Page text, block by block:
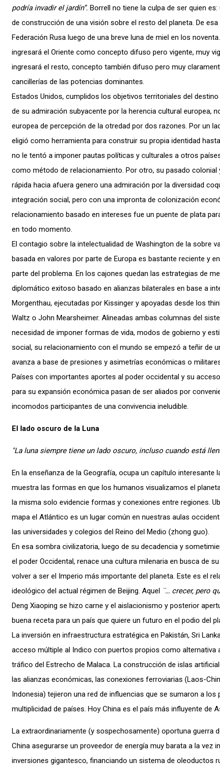
podría invadir el jardín”. Borrell no tiene la culpa de ser quien
de construcción de una visión sobre el resto del planeta. De
Federación Rusa luego de una breve luna de miel en los
ingresará el Oriente como concepto difuso pero vigente, muy
ingresará el resto, concepto también difuso pero muy
cancillerías de las potencias dominantes.
Estados Unidos, cumplidos los objetivos territoriales del
de su admiración subyacente por la herencia cultural europea,
europea de percepción de la otredad por dos razones. Por un
eligió como herramienta para construir su propia identidad
no le tentó a imponer pautas políticas y culturales a otros
como método de relacionamiento. Por otro, su pasado colonial
rápida hacia afuera genero una admiración por la diversidad
integración social, pero con una impronta de colonización
relacionamiento basado en intereses fue un puente de plata
en todo momento.
El contagio sobre la intelectualidad de Washington de la sobre
basada en valores por parte de Europa es bastante reciente y
parte del problema. En los cajones quedan las estrategias de
diplomático exitoso basado en alianzas bilaterales en base a
Morgenthau, ejecutadas por Kissinger y apoyadas desde los
Waltz o John Mearsheimer. Alineadas ambas columnas del
necesidad de imponer formas de vida, modos de gobierno y
social, su relacionamiento con el mundo se empezó a teñir de
avanza a base de presiones y asimetrías económicas o
Países con importantes aportes al poder occidental y su
para su expansión económica pasan de ser aliados por
incomodos participantes de una convivencia ineludible.
El lado oscuro de la Luna
"La luna siempre tiene un lado oscuro, incluso cuando está
En la enseñanza de la Geografía, ocupa un capítulo interesante
muestra las formas en que los humanos visualizamos el
la misma solo evidencie formas y conexiones entre regiones.
mapa el Atlántico es un lugar común en nuestras aulas
las universidades y colegios del Reino del Medio (zhong guo).
En esa sombra civilizatoria, luego de su decadencia y
el poder Occidental, renace una cultura milenaria en busca de
volver a ser el Imperio más importante del planeta. Este es el
ideológico del actual régimen de Beijing. Aquel
¨… crecer, pero
Deng Xiaoping se hizo carne y el aislacionismo y posterior
buena receta para un país que quiere un futuro en el podio del
La inversión en infraestructura estratégica en Pakistán, Sri
acceso múltiple al Indico con puertos propios como alternativa
tráfico del Estrecho de Malaca. La construcción de islas
las alianzas económicas, las conexiones ferroviarias (Laos-
Indonesia) tejieron una red de influencias que se sumaron a los
multiplicidad de países. Hoy China es el país más influyente de
La extraordinariamente (y sospechosamente) oportuna guerra
China asegurarse un proveedor de energía muy barata a la vez
inversiones gigantesco, financiando un sistema de oleoductos